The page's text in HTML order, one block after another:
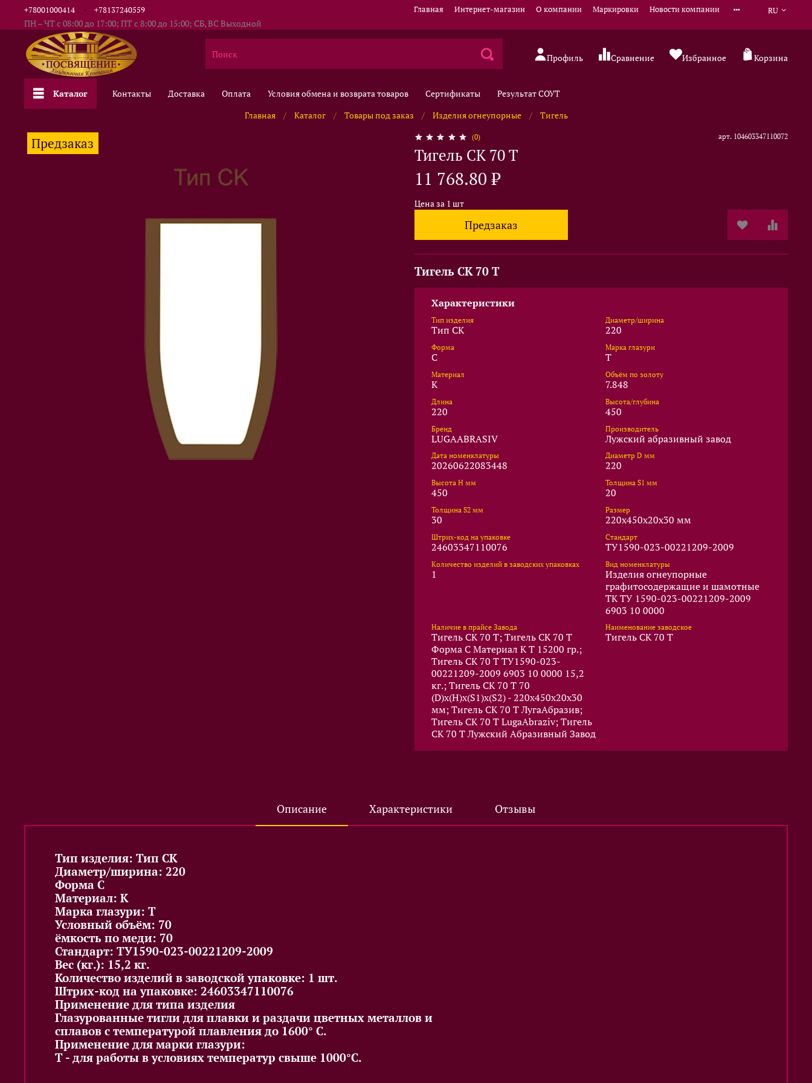
Главная Интернет-магазин О компании Маркировки Новости компании
ПН – ЧТ с 08:00 до 17:00; ПТ с 8:00 до 15:00; СБ, ВС Выходной
+78001000414 +78137240559 RU
Профиль Сравнение Избранное Корзина
Каталог Контакты Доставка Оплата Условия обмена и возврата товаров Сертификаты
Результат СОУТ
Главная
Каталог Товары под заказ Изделия огнеупорные Тигель
Предзаказ (0) арт. 104603347110072
Тигель CK 70 T
11 768.80 ₽
Цена за 1 шт
Предзаказ
Тигель CK 70 T
Характеристики
Тип изделия
Тип CK
Диаметр/ширина
220
Форма
C
Марка глазури
T
Материал
K
Объём по золоту
7.848
Длина
220
Высота/глубина
450
Бренд
LUGAABRASIV
Производитель
Лужский абразивный завод
Дата номенклатуры
20260622083448
Диаметр D мм
220
Высота Н мм
450
Толщина S1 мм
20
Толщина S2 мм
30
Размер
220x450x20x30 мм
Штрих-код на упаковке
24603347110076
Стандарт
ТУ1590-023-00221209-2009
Количество изделий в заводских упаковках
1
Вид номенклатуры
Изделия огнеупорные
графитосодержащие и шамотные
ТК ТУ 1590-023-00221209-2009
6903 10 0000
Наличие в прайсе Завода
Тигель CK 70 T; Тигель CK 70 T
Форма C Материал K T 15200 гр.;
Тигель CK 70 T ТУ1590-023-
00221209-2009 6903 10 0000 15,2
кг.; Тигель CK 70 T 70
(D)x(Н)x(S1)x(S2) - 220x450x20x30
мм; Тигель CK 70 T ЛугаАбразив;
Тигель CK 70 T LugaAbraziv; Тигель
CK 70 T Лужский Абразивный Завод
Наименование заводское
Тигель CK 70 T
Описание Характеристики Отзывы
Тип изделия: Тип CK
Диаметр/ширина: 220
Форма C
Материал: K
Марка глазури: T
Условный объём: 70
ёмкость по меди: 70
Стандарт: ТУ1590-023-00221209-2009
Вес (кг.): 15,2 кг.
Количество изделий в заводской упаковке: 1 шт.
Штрих-код на упаковке: 24603347110076
Применение для типа изделия
Глазурованные тигли для плавки и раздачи цветных металлов и
сплавов с температурой плавления до 1600° С.
Применение для марки глазури:
Т - для работы в условиях температур свыше 1000°С.